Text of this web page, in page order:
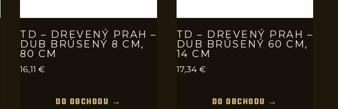
TD – DREVENÝ PRAH –
DUB BRÚSENÝ 8 CM,
80 CM
16,11 €
DO OBCHODU →
TD – DREVENÝ PRAH –
DUB BRÚSENÝ 60 CM,
14 CM
17,34 €
DO OBCHODU →